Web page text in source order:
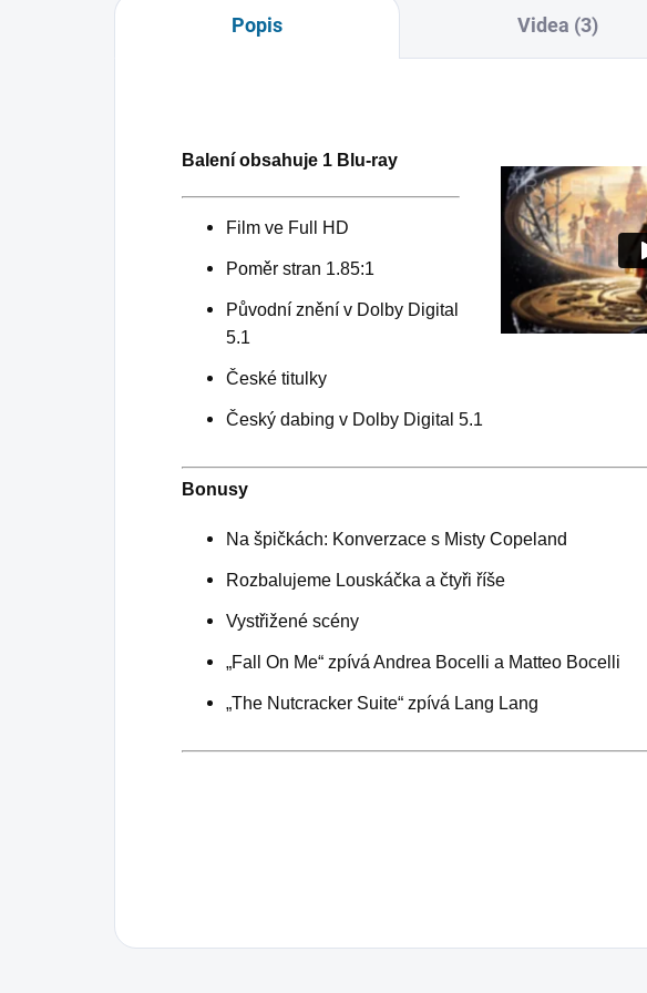
Popis Videa (3)
Balení obsahuje 1 Blu-ray
Film ve Full HD
Poměr stran 1.85:1
Původní znění v Dolby Digital
5.1
České titulky
Český dabing v Dolby Digital 5.1
Bonusy
Na špičkách: Konverzace s Misty Copeland
Rozbalujeme Louskáčka a čtyři říše
Vystřižené scény
„Fall On Me“ zpívá Andrea Bocelli a Matteo Bocelli
„The Nutcracker Suite“ zpívá Lang Lang